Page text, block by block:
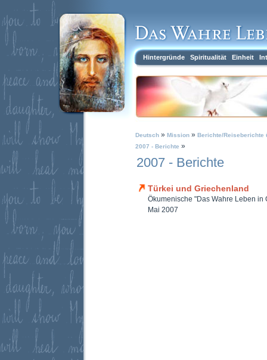
Hintergründe Spiritualität Einheit
Deutsch » Mission » Berichte/Reiseberichte
2007 - Berichte »
2007 - Berichte
Türkei und Griechenland
Ökumenische "Das Wahre Leben in
Mai 2007